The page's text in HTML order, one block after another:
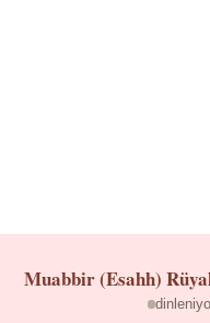
Muabbir (Esahh)